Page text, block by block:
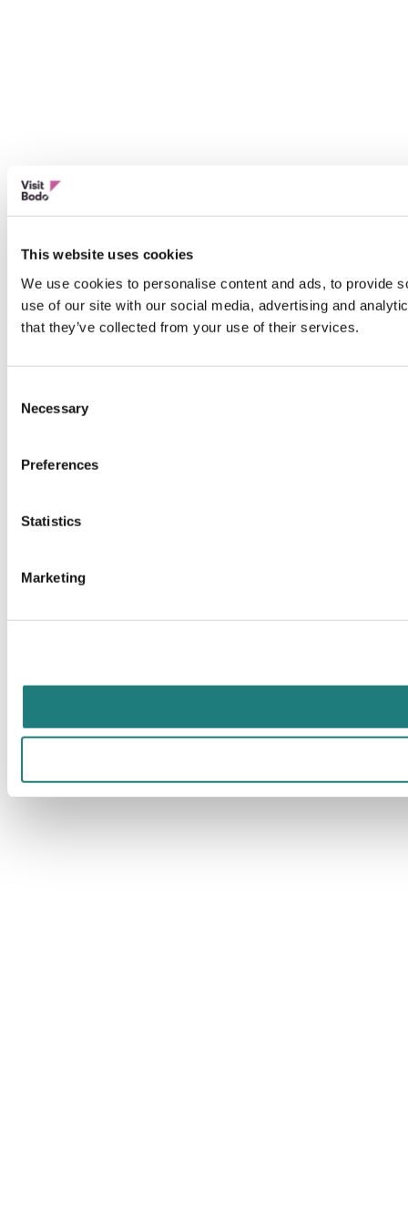
This website uses cookies
We use cookies to personalise content and ads, to provide
use of our site with our social media, advertising and
that they’ve collected from your use of their services.
Selection
Necessary
Preferences
Statistics
Marketing